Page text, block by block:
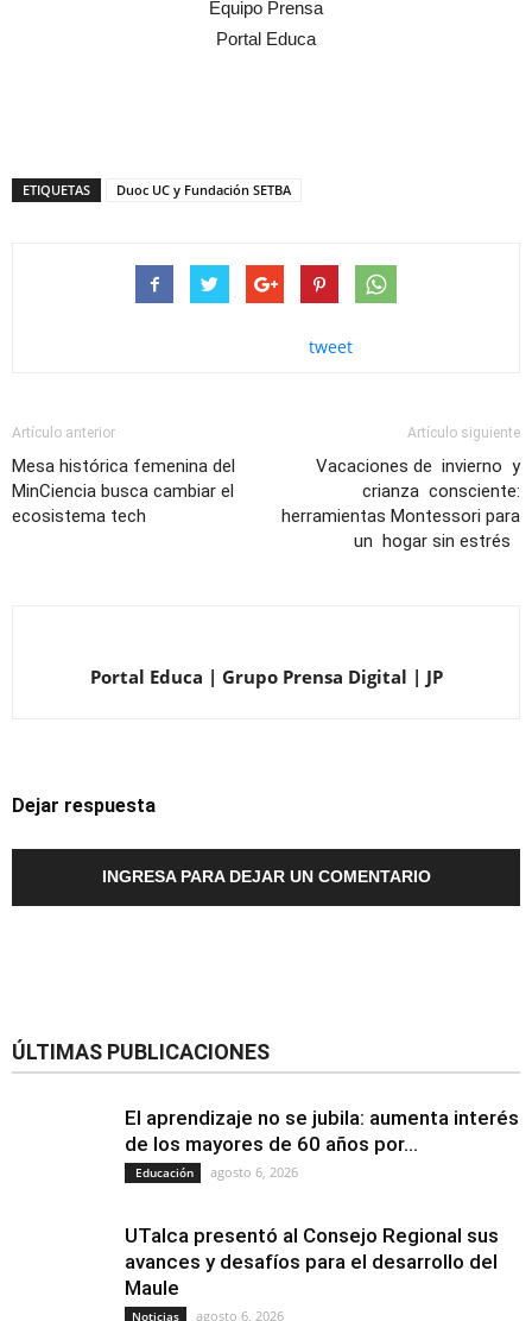
Equipo Prensa
Portal Educa
ETIQUETAS Duoc UC y Fundación SETBA
tweet
Artículo anterior
Mesa histórica femenina del
MinCiencia busca cambiar el
ecosistema tech
Artículo siguiente
Vacaciones de invierno y
crianza consciente:
herramientas Montessori para
un hogar sin estrés
Portal Educa | Grupo Prensa Digital | JP
Dejar respuesta
INGRESA PARA DEJAR UN COMENTARIO
ÚLTIMAS PUBLICACIONES
El aprendizaje no se jubila: aumenta interés
de los mayores de 60 años por...
Educación agosto 6, 2026
UTalca presentó al Consejo Regional sus
avances y desafíos para el desarrollo del
Maule
Noticias agosto 6, 2026